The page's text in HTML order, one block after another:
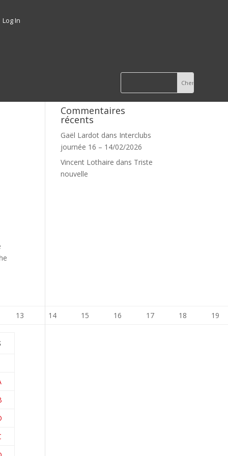
Log In
13 14 15 16 17 18 19
Commentaires
récents
Gaël Lardot dans Interclubs
journée 16 – 14/02/2026
Vincent Lothaire dans Triste
nouvelle